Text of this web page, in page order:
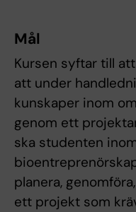
Mål
Kursen syftar till
att under
kunskaper inom
genom ett
ska studenten
planera,
ett projekt som